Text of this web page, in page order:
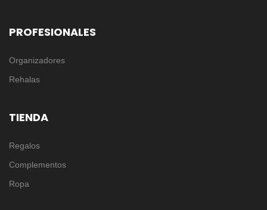
PROFESIONALES
Organizadores
Rehalas
TIENDA
Regalos
Complementos
Ropa